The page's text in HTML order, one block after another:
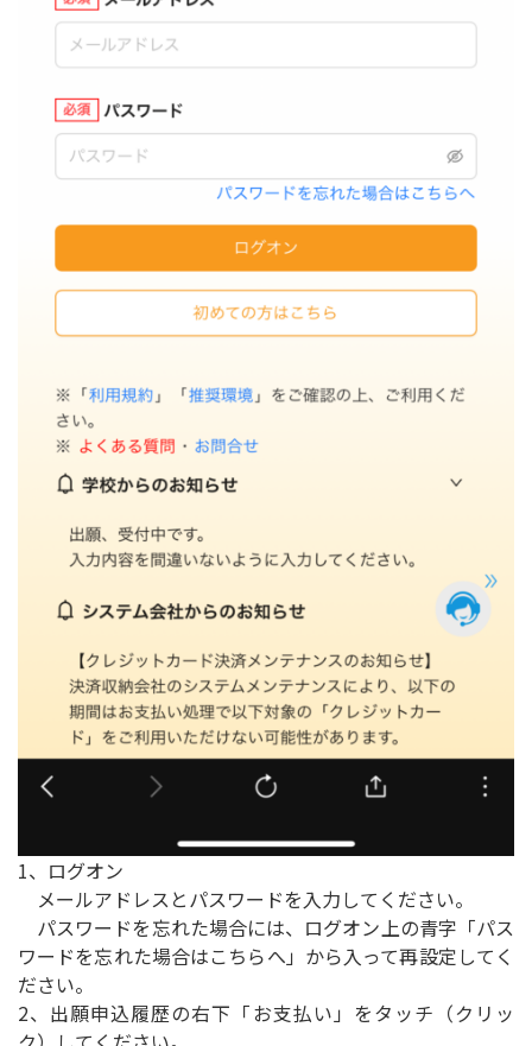
1、ログオン
メールアドレスとパスワードを入力してください。
パスワードを忘れた場合には、ログオン上の青字「パス
ワードを忘れた場合はこちらへ」から入って再設定してく
ださい。
2、出願申込履歴の右下「お支払い」をタッチ（クリッ